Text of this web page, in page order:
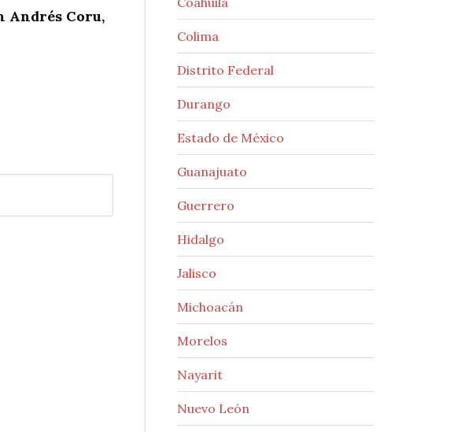
Andrés Coru,
Colima
Distrito Federal
Durango
Estado de México
Guanajuato
Guerrero
Hidalgo
Jalisco
Michoacán
Morelos
Nayarit
Nuevo León